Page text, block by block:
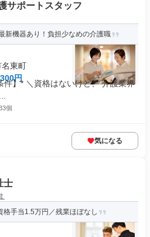
サポートスタッフ
新機器あり！負担少なめの介護職
東町
円
件】* ＼資格はないけど、 介護業界
個
気になる
士
格手当1.5万円／残業ほぼなし